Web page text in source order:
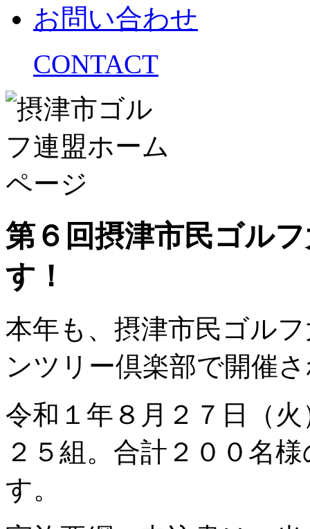
お問い合わせ
CONTACT
第６回摂津市民ゴル
す！
本年も、摂津市民ゴル
ンツリー倶楽部で開催
令和１年８月２７日（
２５組。合計２００名
す。